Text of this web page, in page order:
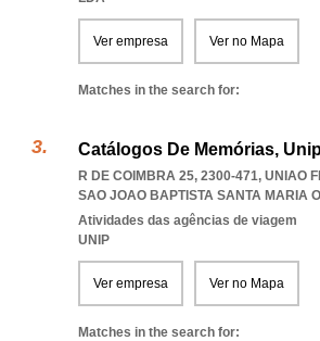
Ver empresa Ver no Mapa
Matches in the search for:
Catálogos De Memórias,
R DE COIMBRA 25, 2300-471, UNIAO
SAO JOAO BAPTISTA SANTA MARIA
Atividades das agências de viagem
UNIP
Ver empresa Ver no Mapa
Matches in the search for: